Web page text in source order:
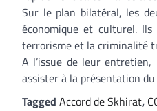
Sur le plan bilatéral, les
économique et culturel.
terrorisme et la criminalité
A l’issue de leur
assister à la présentation
Tagged Accord de Skhirat,